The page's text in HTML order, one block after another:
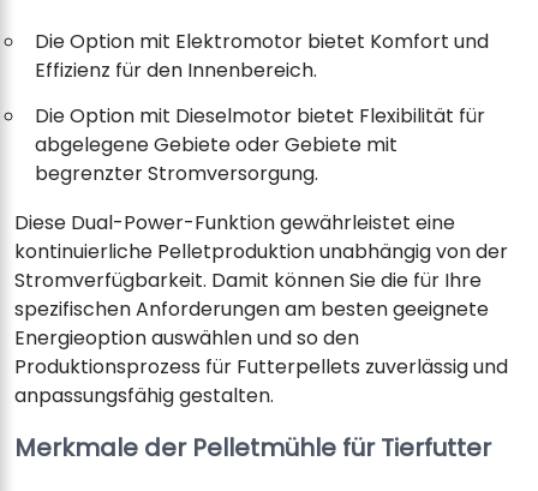
Die Option mit Elektromotor bietet Komfort und
Effizienz für den Innenbereich.
Die Option mit Dieselmotor bietet Flexibilität für
abgelegene Gebiete oder Gebiete mit
begrenzter Stromversorgung.
Diese Dual-Power-Funktion gewährleistet eine
kontinuierliche Pelletproduktion unabhängig von der
Stromverfügbarkeit. Damit können Sie die für Ihre
spezifischen Anforderungen am besten geeignete
Energieoption auswählen und so den
Produktionsprozess für Futterpellets zuverlässig und
anpassungsfähig gestalten.
Merkmale der Pelletmühle für Tierfutter